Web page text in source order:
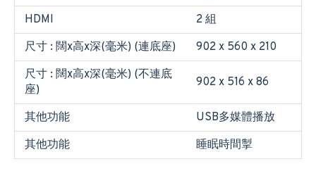
HDMI
2 組
尺寸 : 闊x高x深(毫米) (連底座)
902 x 560 x 210
尺寸 : 闊x高x深(毫米) (不連底
座)
902 x 516 x 86
其他功能
USB多媒體播放
其他功能
睡眠時間掣